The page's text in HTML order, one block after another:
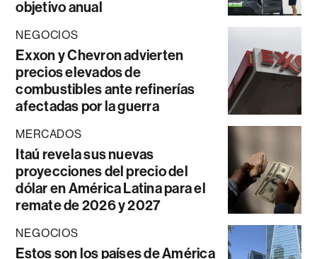
objetivo anual
NEGOCIOS
Exxon y Chevron advierten
precios elevados de
combustibles ante refinerías
afectadas por la guerra
MERCADOS
Itaú revela sus nuevas
proyecciones del precio del
dólar en América Latina para el
remate de 2026 y 2027
NEGOCIOS
Estos son los países de América